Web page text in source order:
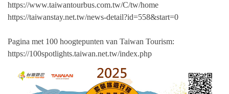
https://www.taiwantourbus.com.tw/C/tw/home
https://taiwanstay.net.tw/news-detail?id=558&start=0
Pagina met 100 hoogtepunten van Taiwan Tourism:
https://100spotlights.taiwan.net.tw/index.php